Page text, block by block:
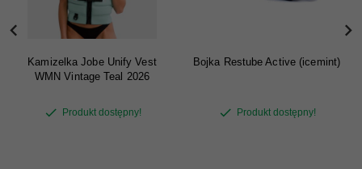
Kamizelka Jobe Unify Vest
WMN Vintage Teal 2026
Produkt dostępny!
Bojka Restube Active (icemint)
Produkt dostępny!